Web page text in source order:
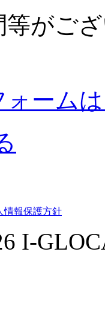
がご
ォーム
情報保護方針
I-